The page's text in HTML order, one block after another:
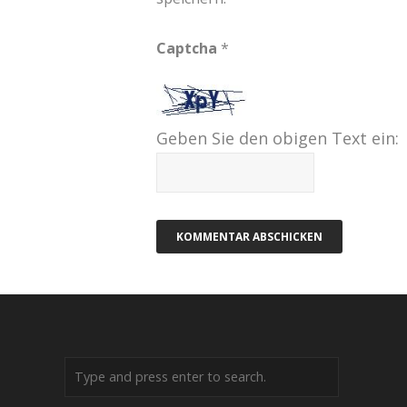
Captcha *
Geben Sie den obigen Text ein: